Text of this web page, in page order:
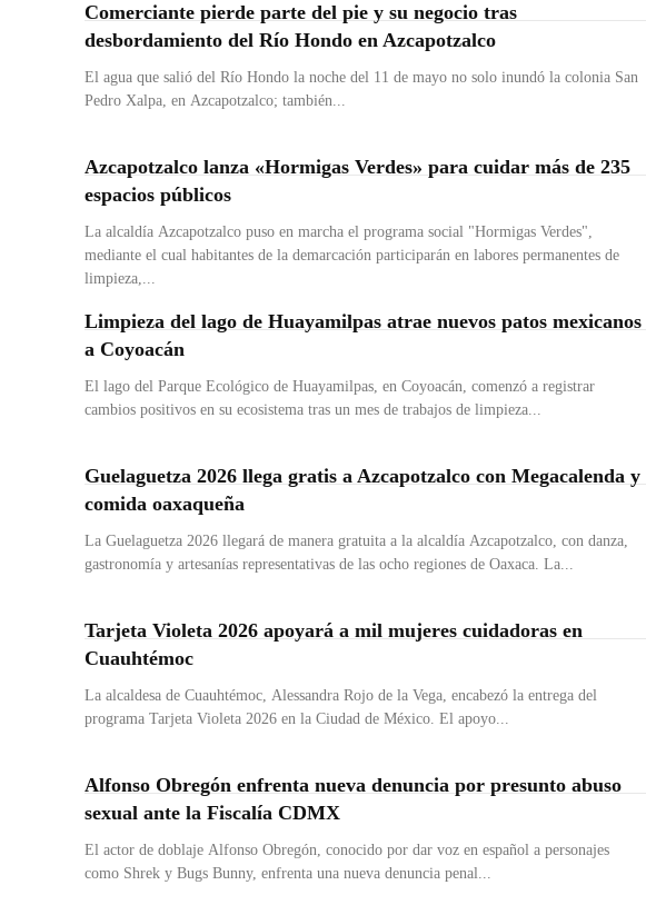
Comerciante pierde parte del pie y su negocio tras
desbordamiento del Río Hondo en Azcapotzalco
El agua que salió del Río Hondo la noche del 11 de mayo no solo inundó la colonia San
Pedro Xalpa, en Azcapotzalco; también...
Azcapotzalco lanza «Hormigas Verdes» para cuidar más de 235
espacios públicos
La alcaldía Azcapotzalco puso en marcha el programa social "Hormigas Verdes",
mediante el cual habitantes de la demarcación participarán en labores permanentes de
limpieza,...
Limpieza del lago de Huayamilpas atrae nuevos patos mexicanos
a Coyoacán
El lago del Parque Ecológico de Huayamilpas, en Coyoacán, comenzó a registrar
cambios positivos en su ecosistema tras un mes de trabajos de limpieza...
Guelaguetza 2026 llega gratis a Azcapotzalco con Megacalenda y
comida oaxaqueña
La Guelaguetza 2026 llegará de manera gratuita a la alcaldía Azcapotzalco, con danza,
gastronomía y artesanías representativas de las ocho regiones de Oaxaca. La...
Tarjeta Violeta 2026 apoyará a mil mujeres cuidadoras en
Cuauhtémoc
La alcaldesa de Cuauhtémoc, Alessandra Rojo de la Vega, encabezó la entrega del
programa Tarjeta Violeta 2026 en la Ciudad de México. El apoyo...
Alfonso Obregón enfrenta nueva denuncia por presunto abuso
sexual ante la Fiscalía CDMX
El actor de doblaje Alfonso Obregón, conocido por dar voz en español a personajes
como Shrek y Bugs Bunny, enfrenta una nueva denuncia penal...